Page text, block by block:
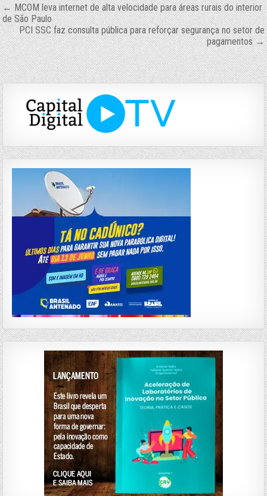
Navegação
de
Post
← MCOM leva internet de alta velocidade para áreas rurais do interior
de São Paulo
PCI SSC faz consulta pública para reforçar segurança no setor de
pagamentos →